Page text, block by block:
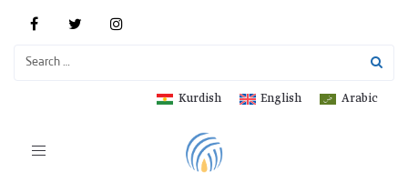
Arabic
English
Kurdish
Toggle